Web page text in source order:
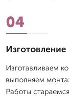
04
Изготавливаем
выполняем
Работы